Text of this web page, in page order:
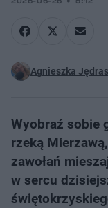
Agnieszka
Wyobraź sobie
rzeką
zawołań
w sercu